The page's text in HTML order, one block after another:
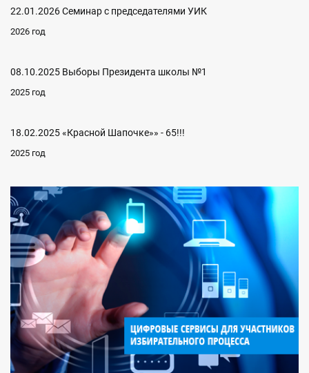
22.01.2026 Семинар с председателями УИК
2026 год
08.10.2025 Выборы Президента школы №1
2025 год
18.02.2025 «Красной Шапочке»» - 65!!!
2025 год